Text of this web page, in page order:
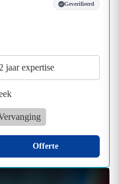
Geverifieerd
jaar expertise
Offerte